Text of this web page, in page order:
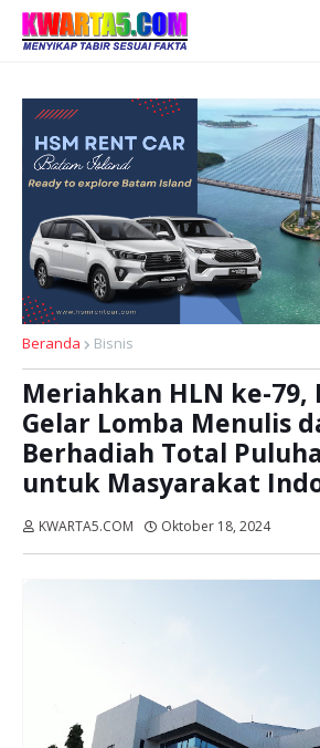
Beranda Bisnis
Meriahkan HLN ke-79,
Gelar Lomba Menulis
Berhadiah Total
untuk Masyarakat
KWARTA5.COM Oktober 18, 2024